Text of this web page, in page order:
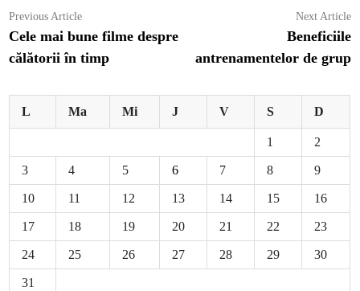
Navigare
în
articole
Previous ArticlePrevious
article:
Cele mai bune filme despre
călătorii în timp
Next Article
Beneficiile
antrenamentelor de grup
L Ma Mi J V S D
1 2
3 4 5 6 7 8 9
10 11 12 13 14 15 16
17 18 19 20 21 22 23
24 25 26 27 28 29 30
31